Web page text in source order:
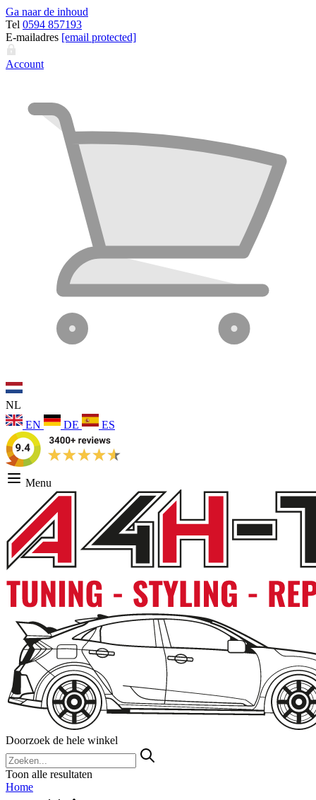
Ga naar de inhoud
Tel 0594 857193
E-mailadres [email protected]
Account
NL
EN
DE ES
Menu
Doorzoek de hele winkel
Toon alle resultaten
Home